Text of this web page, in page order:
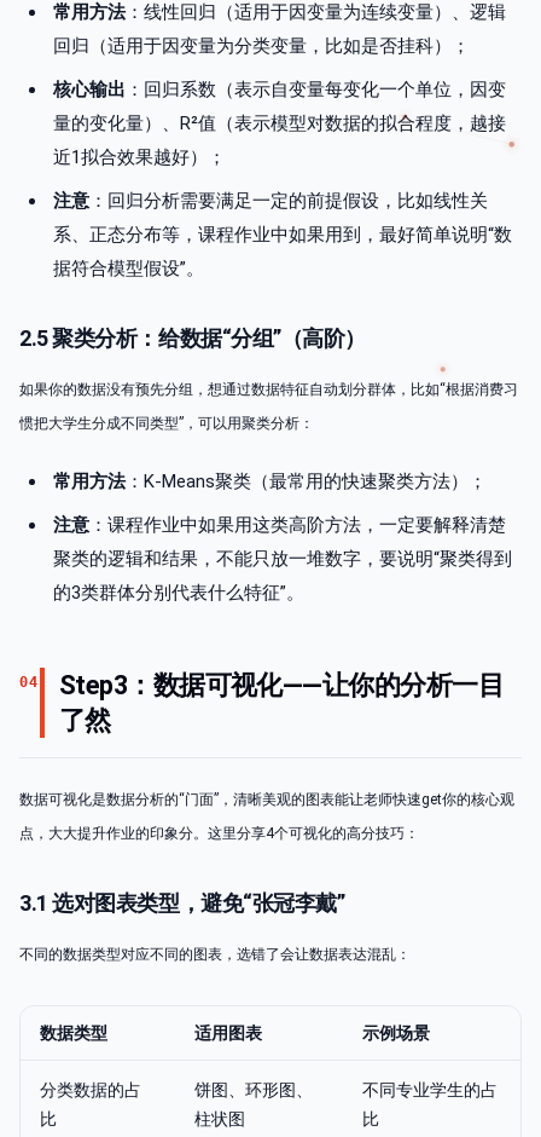
常用方法：线性回归（适用于因变量为连续变量）、逻辑
回归（适用于因变量为分类变量，比如是否挂科）；
核心输出 ：回归系数（表示自变量每变化一个单位，因变
量的变化量）、R²值（表示模型对数据的拟合程度，越接
近1拟合效果越好）；
注意 ：回归分析需要满足一定的前提假设，比如线性关
系、正态分布等，课程作业中如果用到，最好简单说明“数
据符合模型假设”。
2.5 聚类分析：给数据“分组”（高阶）
如果你的数据没有预先分组，想通过数据特征自动划分群体，比如“根据消费习
惯把大学生分成不同类型”，可以用聚类分析：
常用方法：K-Means聚类（最常用的快速聚类方法）；
注意 ：课程作业中如果用这类高阶方法，一定要解释清楚
聚类的逻辑和结果，不能只放一堆数字，要说明“聚类得到
的3类群体分别代表什么特征”。
04
Step3：数据可视化——让你的分析一目
了然
数据可视化是数据分析的“门面”，清晰美观的图表能让老师快速get你的核心观
点，大大提升作业的印象分。这里分享4个可视化的高分技巧：
3.1 选对图表类型，避免“张冠李戴”
不同的数据类型对应不同的图表，选错了会让数据表达混乱：
数据类型 适用图表 示例场景
分类数据的占
比
饼图、环形图、
柱状图
不同专业学生的占
比